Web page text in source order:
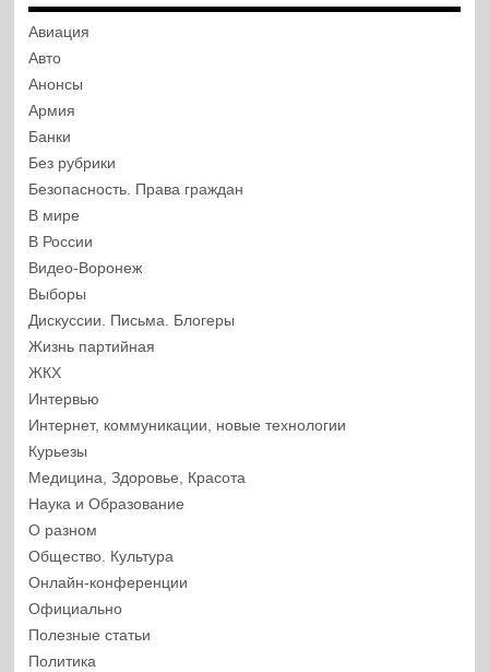
Авиация
Авто
Анонсы
Армия
Банки
Без рубрики
Безопасность. Права граждан
В мире
В России
Видео-Воронеж
Выборы
Дискуссии. Письма. Блогеры
Жизнь партийная
ЖКХ
Интервью
Интернет, коммуникации, новые технологии
Курьезы
Медицина, Здоровье, Красота
Наука и Образование
О разном
Общество. Культура
Онлайн-конференции
Официально
Полезные статьи
Политика